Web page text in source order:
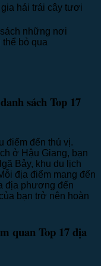
hái trái cây tươi
những nơi
thể bỏ qua
sách Top 17
điểm đến thú vị.
ở Hậu Giang, bạn
Bảy, khu du lịch
địa điểm mang đến
địa phương đến
bạn trở nên hoàn
quan Top 17 địa